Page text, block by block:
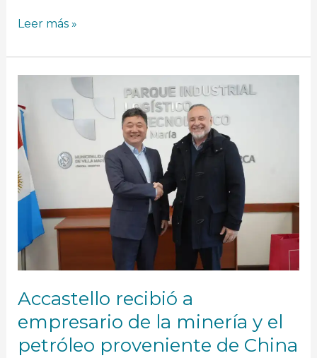
Leer más »
Accastello recibió a
empresario de la minería y el
petróleo proveniente de China
Accastello
a
empresario
de
la
minería
y
el
petróleo
proveniente
China